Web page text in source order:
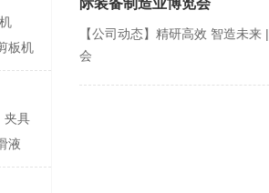
刻机
带锯床
中心
中心
板机
管机
夹具
液
际装备制造业博览会
【公司动态】精研高效 智造未
会